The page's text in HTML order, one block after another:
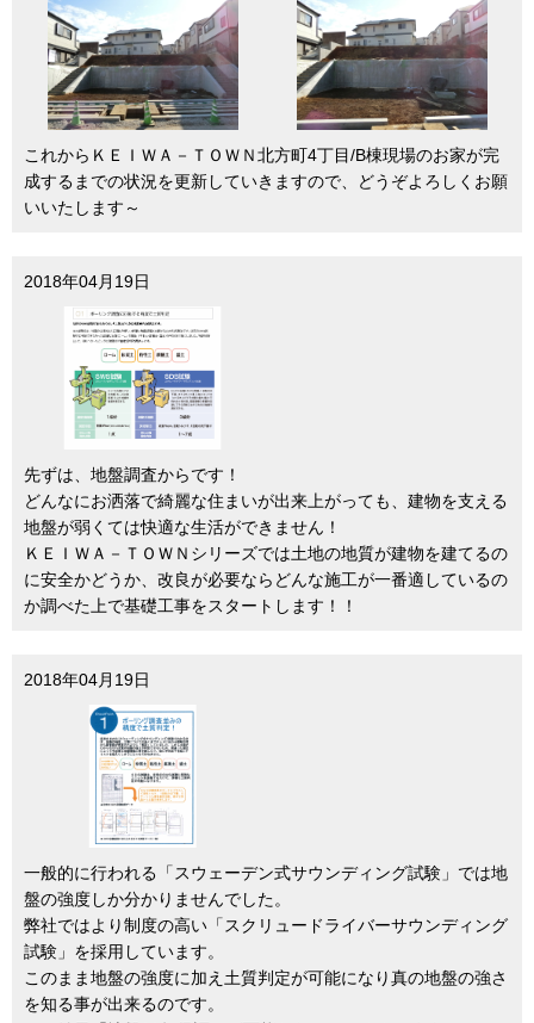
これからＫＥＩＷＡ－ＴＯＷＮ北方町4丁目/B棟現場のお家が完
成するまでの状況を更新していきますので、どうぞよろしくお願
いいたします～
2018年04月19日
先ずは、地盤調査からです！
どんなにお洒落で綺麗な住まいが出来上がっても、建物を支える
地盤が弱くては快適な生活ができません！
ＫＥＩＷＡ－ＴＯＷＮシリーズでは土地の地質が建物を建てるの
に安全かどうか、改良が必要ならどんな施工が一番適しているの
か調べた上で基礎工事をスタートします！！
2018年04月19日
一般的に行われる「スウェーデン式サウンディング試験」では地
盤の強度しか分かりませんでした。
弊社ではより制度の高い「スクリュードライバーサウンディング
試験」を採用しています。
このまま地盤の強度に加え土質判定が可能になり真の地盤の強さ
を知る事が出来るのです。